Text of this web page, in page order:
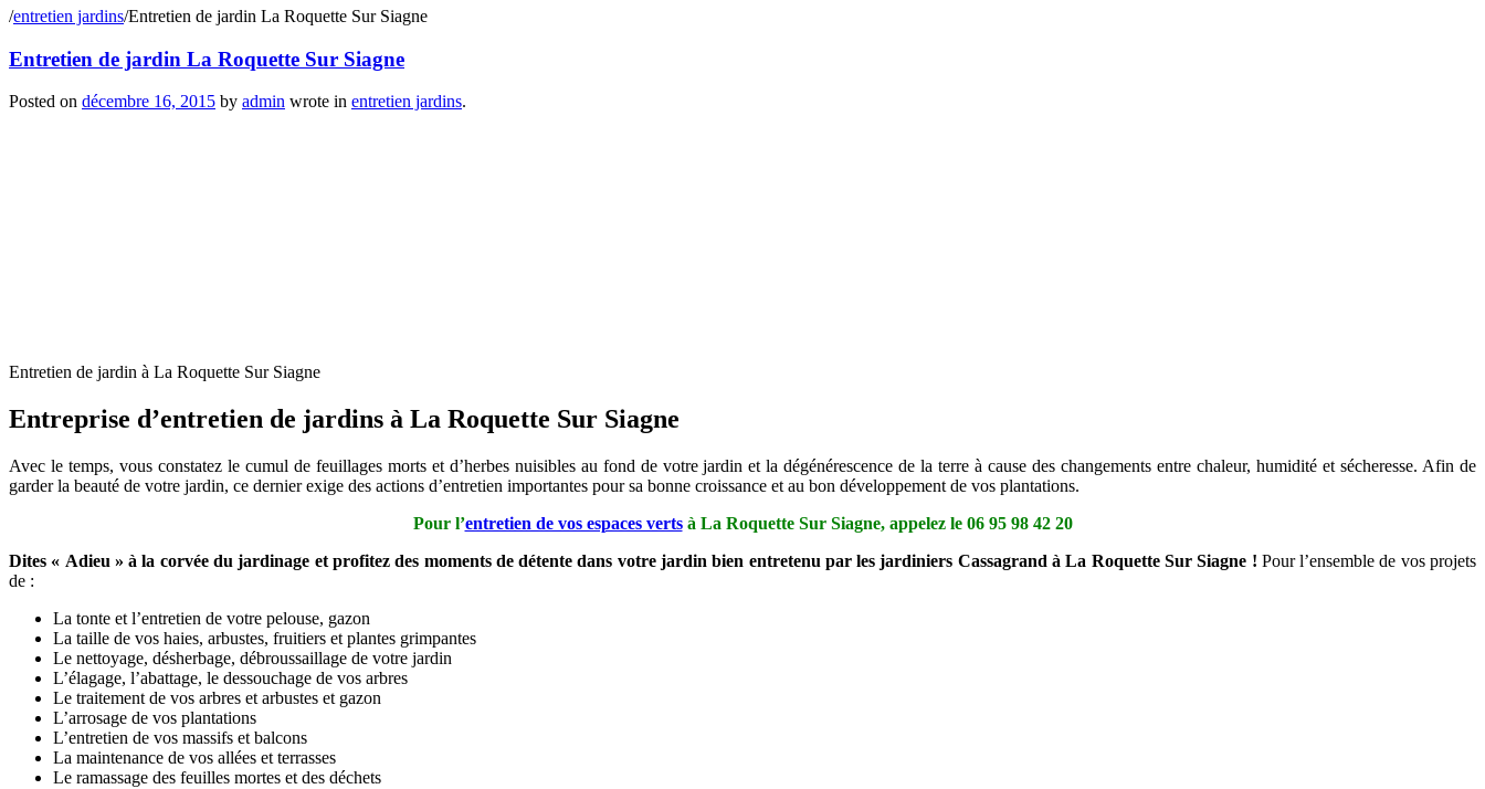
/entretien jardins/Entretien de jardin La Roquette Sur Siagne
Entretien de jardin La Roquette Sur Siagne
Posted on décembre 16, 2015 by admin wrote in entretien jardins.
Entretien de jardin à La Roquette Sur Siagne
Entreprise d’entretien de jardins à La Roquette Sur Siagne
Avec le temps, vous constatez le cumul de feuillages morts et d’herbes nuisibles au fond de votre jardin et la dégénérescence de la terre à cause des changements entre chaleur, humidité et sécheresse. Afin de
garder la beauté de votre jardin, ce dernier exige des actions d’entretien importantes pour sa bonne croissance et au bon développement de vos plantations.
Pour l’entretien de vos espaces vertsà La Roquette Sur Siagne, appelez le 06 95 98 42 20
Dites « Adieu » à la corvée du jardinage et profitez des moments de détente dans votre jardin bien entretenu par les jardiniers Cassagrand à La Roquette Sur Siagne ! Pour l’ensemble de vos projets
de :
La tonte et l’entretien de votre pelouse, gazon
La taille de vos haies, arbustes, fruitiers et plantes grimpantes
Le nettoyage, désherbage, débroussaillage de votre jardin
L’élagage, l’abattage, le dessouchage de vos arbres
Le traitement de vos arbres et arbustes et gazon
L’arrosage de vos plantations
L’entretien de vos massifs et balcons
La maintenance de vos allées et terrasses
Le ramassage des feuilles mortes et des déchets